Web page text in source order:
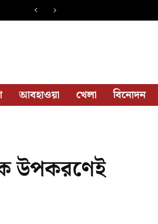
আবহাওয়া খেলা বিনোদন
উপকরণেই